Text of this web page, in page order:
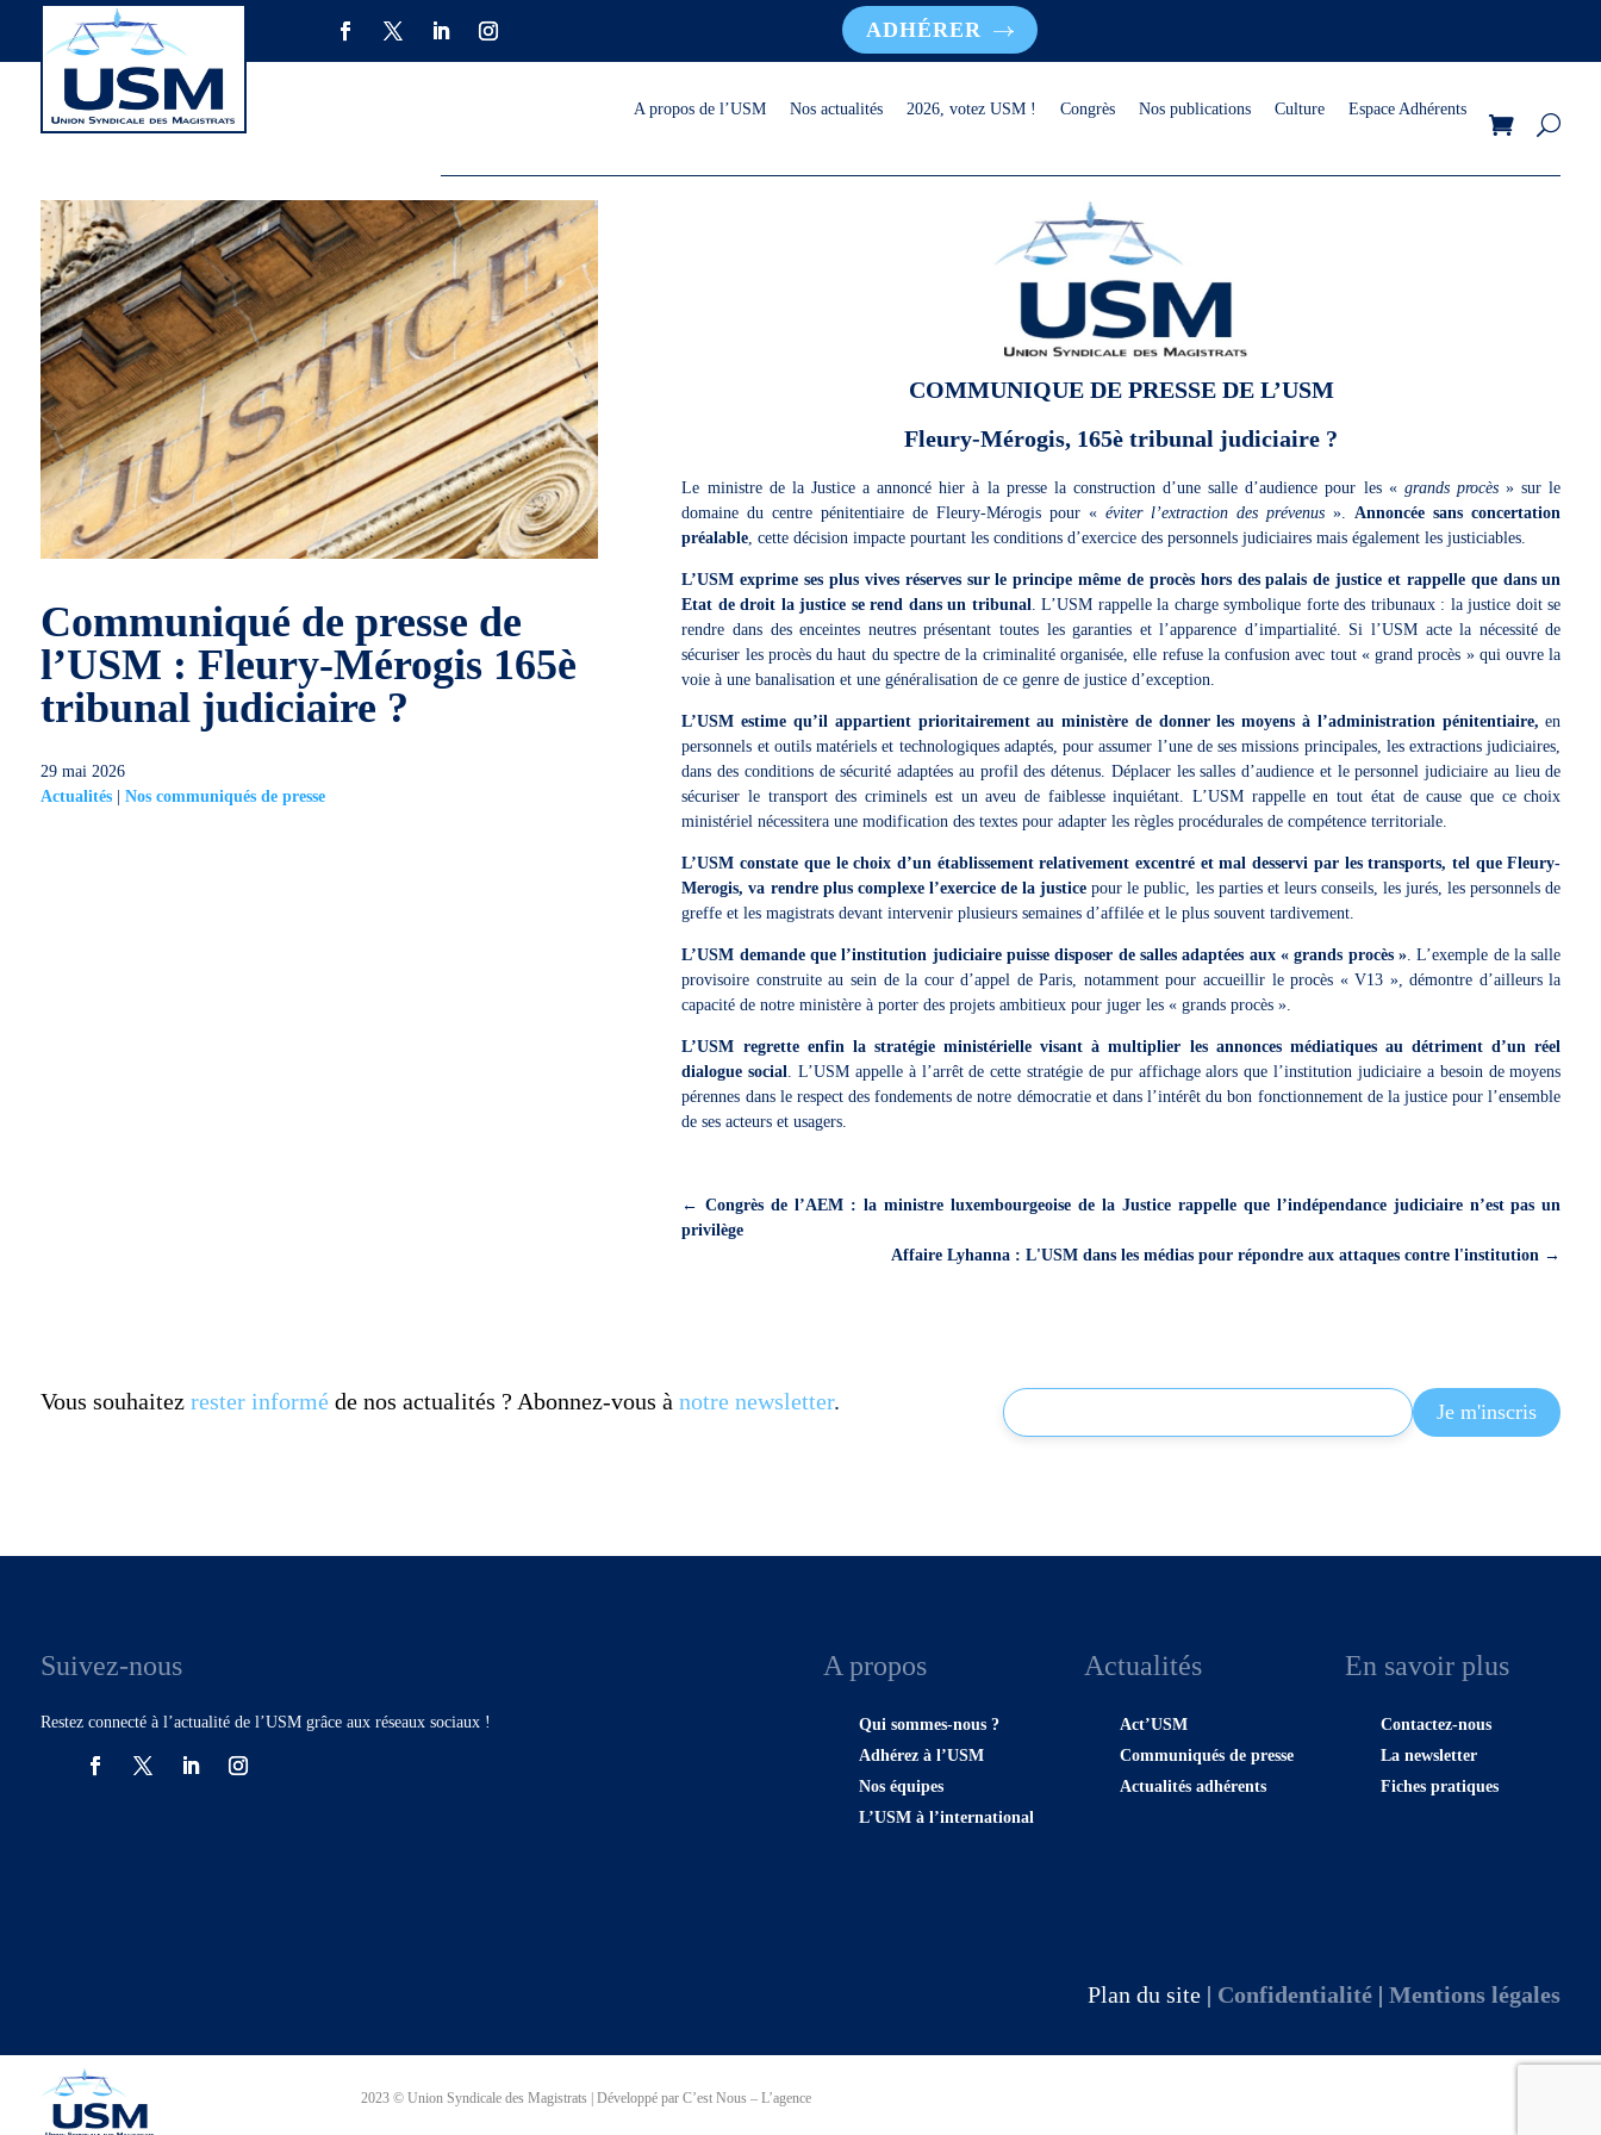
ADHÉRER
A propos de l’USM Nos actualités 2026, votez USM ! Congrès Nos publications Culture Espace Adhérents
Communiqué de presse de
l’USM : Fleury-Mérogis 165è
tribunal judiciaire ?
29 mai 2026
Actualités| Nos communiqués de presse
COMMUNIQUE DE PRESSE DE L’USM
Fleury-Mérogis, 165è tribunal judiciaire ?
Le ministre de la Justice a annoncé hier à la presse la construction d’une salle d’audience pour les « grands procès » sur le
domaine du centre pénitentiaire de Fleury-Mérogis pour «éviter l’extraction des prévenus ».Annoncée sans concertation
préalable, cette décision impacte pourtant les conditions d’exercice des personnels judiciaires mais également les justiciables.
L’USM exprime ses plus vives réserves sur le principe même de procès hors des palais de justice et rappelle que dans un
Etat de droit la justice se rend dans un tribunal. L’USM rappelle la charge symbolique forte des tribunaux : la justice doit se
rendre dans des enceintes neutres présentant toutes les garanties et l’apparence d’impartialité. Si l’USM acte la nécessité de
sécuriser les procès du haut du spectre de la criminalité organisée, elle refuse la confusion avec tout « grand procès » qui ouvre la
voie à une banalisation et une généralisation de ce genre de justice d’exception.
L’USM estime qu’il appartient prioritairement au ministère de donner les moyens à l’administration pénitentiaire,en
personnels et outils matériels et technologiques adaptés, pour assumer l’une de ses missions principales, les extractions judiciaires,
dans des conditions de sécurité adaptées au profil des détenus. Déplacer les salles d’audience et le personnel judiciaire au lieu de
sécuriser le transport des criminels est un aveu de faiblesse inquiétant. L’USM rappelle en tout état de cause que ce choix
ministériel nécessitera une modification des textes pour adapter les règles procédurales de compétence territoriale.
L’USM constate que le choix d’un établissement relativement excentré et mal desservi par les transports, tel que Fleury-
Merogis, va rendre plus complexe l’exercice de la justice pour le public, les parties et leurs conseils, les jurés, les personnels de
greffe et les magistrats devant intervenir plusieurs semaines d’affilée et le plus souvent tardivement.
L’USM demande que l’institution judiciaire puisse disposer de salles adaptées aux « grands procès ». L’exemple de la salle
provisoire construite au sein de la cour d’appel de Paris, notamment pour accueillir le procès « V13 », démontre d’ailleurs la
capacité de notre ministère à porter des projets ambitieux pour juger les « grands procès ».
L’USM regrette enfin la stratégie ministérielle visant à multiplier les annonces médiatiques au détriment d’un réel
dialogue social. L’USM appelle à l’arrêt de cette stratégie de pur affichage alors que l’institution judiciaire a besoin de moyens
pérennes dans le respect des fondements de notre démocratie et dans l’intérêt du bon fonctionnement de la justice pour l’ensemble
de ses acteurs et usagers.
←Congrès de l’AEM : la ministre luxembourgeoise de la Justice rappelle que l’indépendance judiciaire n’est pas un
privilège
Affaire Lyhanna : L'USM dans les médias pour répondre aux attaques contre l'institution →
Vous souhaitez rester informéde nos actualités ? Abonnez-vous à notre newsletter.
Suivez-nous
Restez connecté à l’actualité de l’USM grâce aux réseaux sociaux !
A propos
Qui sommes-nous ?
Adhérez à l’USM
Nos équipes
L’USM à l’international
Actualités
Act’USM
Communiqués de presse
Actualités adhérents
En savoir plus
Contactez-nous
La newsletter
Fiches pratiques
Plan du site | Confidentialité |Mentions légales
2023 © Union Syndicale des Magistrats | Développé par C’est Nous – L’agence